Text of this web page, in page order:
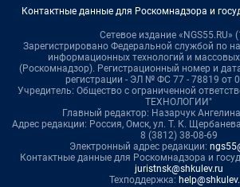
Контактные данные для Роскомнадзора и
Сетевое издание «NGS55.RU»
Зарегистрировано Федеральной службой по
информационных технологий и
(Роскомнадзор). Регистрационный номер и
регистрации - ЭЛ № ФС 77 - 78819 от
Учредитель: Общество с ограниченной
ТЕХНОЛОГИИ"
Главный редактор: Назарчук
Адрес редакции: Россия, Омск, ул. Т. К.
8 (3812) 38-08-69
Электронный адрес редакции:
Контактные данные для Роскомнадзора и
juristnsk@shkulev.ru
Техподдержка: